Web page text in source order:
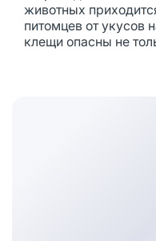
животных
питомцев от укусов
клещи опасны не